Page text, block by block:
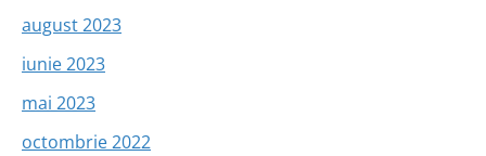
august 2023
iunie 2023
mai 2023
octombrie 2022